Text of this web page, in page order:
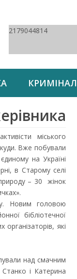
2179044814
КРИМІНАЛ
міського
Вже побували
на Україні
в Старому селі
– 30 жінок
Новим головою
бібліотечної
які
над смачним
і Катерина
замі...